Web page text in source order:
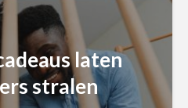
laten
stralen